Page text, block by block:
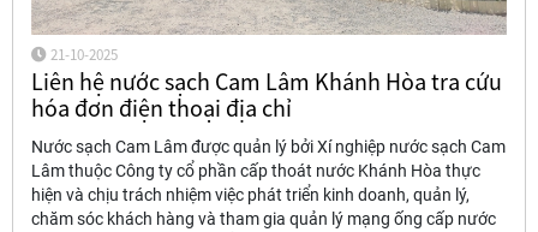
21-10-2025
Liên hệ nước sạch Cam Lâm Khánh Hòa tra cứu
hóa đơn điện thoại địa chỉ
Nước sạch Cam Lâm được quản lý bởi Xí nghiệp nước sạch Cam
Lâm thuộc Công ty cổ phần cấp thoát nước Khánh Hòa thực
hiện và chịu trách nhiệm việc phát triển kinh doanh, quản lý,
chăm sóc khách hàng và tham gia quản lý mạng ống cấp nước